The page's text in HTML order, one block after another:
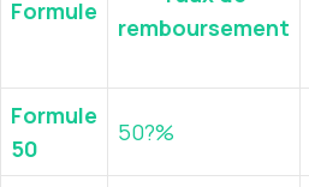
Formule
remboursement
Formule
50
50?%